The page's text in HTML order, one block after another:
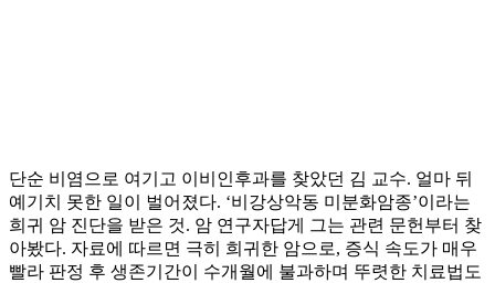
단순 비염으로 여기고 이비인후과를 찾았던 김 교수. 얼마 뒤
예기치 못한 일이 벌어졌다. ‘비강상악동 미분화암종’이라는
희귀 암 진단을 받은 것. 암 연구자답게 그는 관련 문헌부터 찾
아봤다. 자료에 따르면 극히 희귀한 암으로, 증식 속도가 매우
빨라 판정 후 생존기간이 수개월에 불과하며 뚜렷한 치료법도